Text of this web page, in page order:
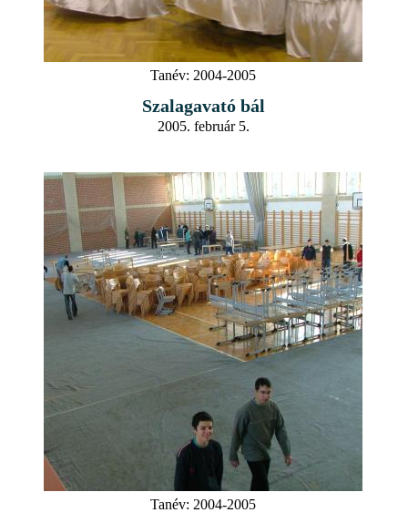
Tanév: 2004-2005
Szalagavató bál
2005. február 5.
Tanév: 2004-2005